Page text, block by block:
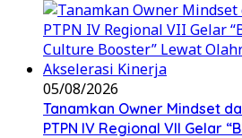
05/08/2026
Tanamkan Owner Mindset
PTPN IV Regional VII Gelar